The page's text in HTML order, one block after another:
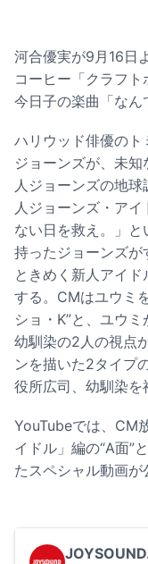
河合優実が9月16日
コーヒー「クラフ
今日子の楽曲「なん
ハリウッド俳優のト
ジョーンズが、未
人ジョーンズの地
人ジョーンズ・ア
ない日を救え。」
持ったジョーンズ
ときめく新人アイ
する。CMはユウミ
ショ・K”と、ユウ
幼馴染の2人の視点
ンを描いた2タイプ
役所広司、幼馴染を
YouTubeでは、CM
イドル」編の“A面”
たスペシャル動画が